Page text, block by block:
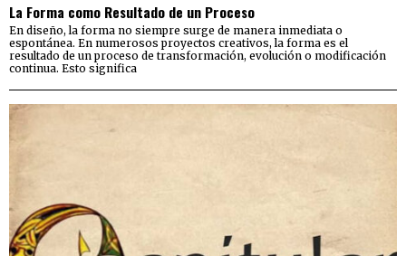
La Forma como Resultado de un Proceso
En diseño, la forma no siempre surge de manera inmediata o
espontánea. En numerosos proyectos creativos, la forma es el
resultado de un proceso de transformación, evolución o modificación
continua. Esto significa